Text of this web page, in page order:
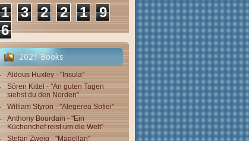
1 3 2 2 1
9
6
2021 Books
Aldous Huxley - "Insula"
Sören Kittel - "An guten Tagen
siehst du den Norden"
William Styron - "Alegerea Sofiei"
Anthony Bourdain - "Ein
Küchenchef reist um die Welt"
Stefan Zweig - "Magellan"